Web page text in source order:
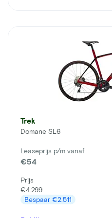
Trek
Domane SL6
Leaseprijs p/m vanaf
€54
Prijs
€4.299
Bespaar €2.511